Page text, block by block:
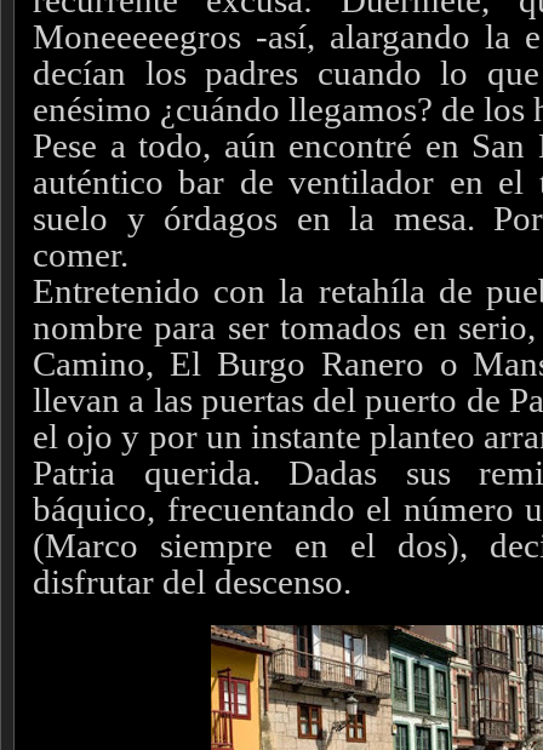
Moneeeeegros -así, alargando la
decían los padres cuando lo
enésimo ¿cuándo llegamos? de los
Pese a todo, aún encontré en
auténtico bar de ventilador en el
suelo y órdagos en la mesa.
comer.
Entretenido con la retahíla de
nombre para ser tomados en
Camino, El Burgo Ranero o
llevan a las puertas del puerto de
el ojo y por un instante planteo
Patria querida. Dadas sus
báquico, frecuentando el número
(Marco siempre en el dos),
disfrutar del descenso.